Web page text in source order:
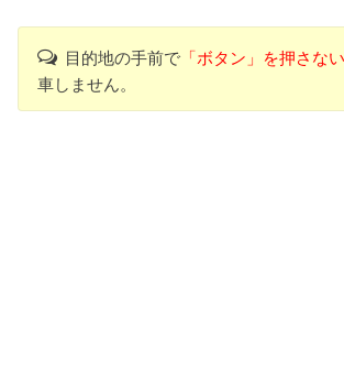
目的地の手前で「ボタン」を押さな
車しません。